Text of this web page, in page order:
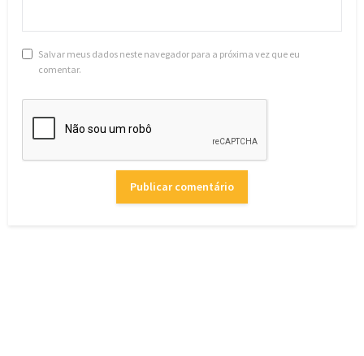
Salvar meus dados neste navegador para a próxima vez que eu
comentar.